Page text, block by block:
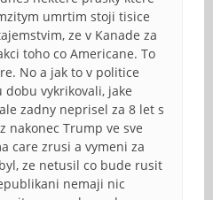
umrtim stoji tisice
ze v Kanade za
toho co Americane. To
No a jak to v politice
dobu vykrikovali, jake
zadny neprisel za 8 let s
nakonec Trump ve sve
care zrusi a vymeni za
ze netusil co bude rusit
nemaji nic